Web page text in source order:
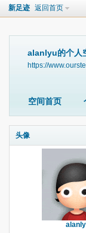
新足迹 返回首页
alanlyu的个人
https://
空间首页
头像